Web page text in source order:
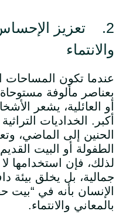
2. تعزيز
والانتماء
عندما تكون المساحات
بعناصر مألوفة مستوحاة
أو العائلية، يشعر
أكبر. الخداديات
الحنين إلى الماضي،
الطفولة أو البيت
لذلك، فإن
جمالية، بل يخلق بيئة
الإنسان بأنه في “بيت
بالمعاني والانتماء.